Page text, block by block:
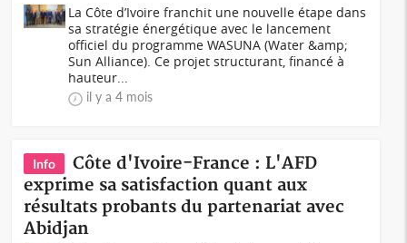
La Côte d’Ivoire franchit une nouvelle étape dans
sa stratégie énergétique avec le lancement
officiel du programme WASUNA (Water &amp;
Sun Alliance). Ce projet structurant, financé à
hauteur...
il y a 4 mois
Info
Côte d'Ivoire-France : L'AFD
exprime sa satisfaction quant aux
résultats probants du partenariat avec
Abidjan